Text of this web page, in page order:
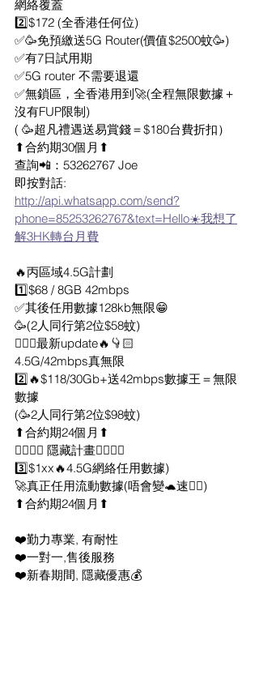
網絡覆蓋
2️⃣$172 (全香港任何位)
✅🥳免預繳送5G Router(價值$2500蚊🥳)
✅有7日試用期
✅5G router 不需要退還
✅無鎖區，全香港用到🚀(全程無限數據＋
沒有FUP限制)
( 🥳超凡禮遇送易賞錢＝$180台費折扣）
⬆合約期30個月⬆
查詢📲：53262767 Joe
即按對話:
http://api.whatsapp.com/send?
phone=85253262767&text=Hello☀️我想了
解3HK轉台月費
🔥丙區域4.5G計劃
1️⃣$68 / 8GB 42mbps
✅其後任用數據128kb無限😁
🥳(2人同行第2位$58蚊)
👇🏻🔥最新update🔥👇🏻
4.5G/42mbps真無限
2️⃣🔥$118/30Gb+送42mbps數據王＝無限
數據
(🥳2人同行第2位$98蚊)
⬆合約期24個月⬆
👇🏻👇🏻 隱藏計畫👇🏻👇🏻
3️⃣$1xx🔥4.5G網絡任用數據)
🚀真正任用流動數據(唔會變🐢速👍🏻)
⬆合約期24個月⬆
❤️勤力專業, 有耐性
❤️一對一,售後服務
❤️新春期間, 隱藏優惠💰